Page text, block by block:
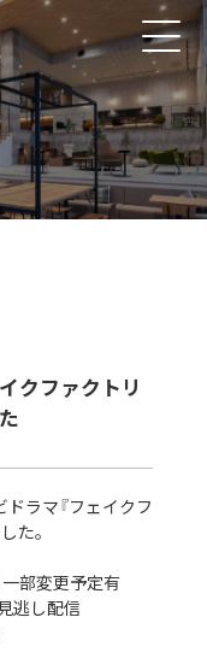
クファクトリ
ラマ『フェイクフ
た。
部変更予定有
逃し配信